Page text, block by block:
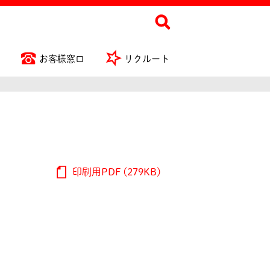
お客様窓口 リクルート
印刷用PDF (279KB)